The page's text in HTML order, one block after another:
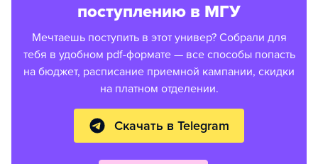
поступлению в МГУ
Мечтаешь поступить в этот универ? Собрали для
тебя в удобном pdf-формате — все способы попасть
на бюджет, расписание приемной кампании, скидки
на платном отделении.
Скачать в Telegram